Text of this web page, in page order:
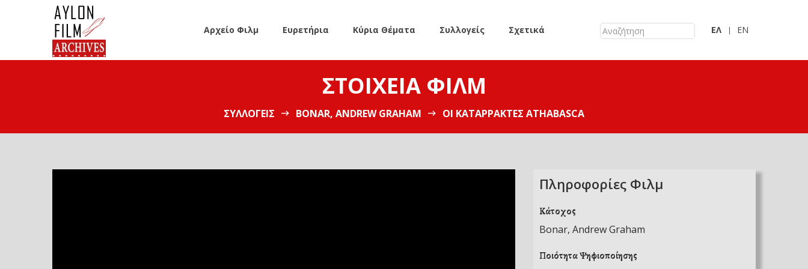
Αρχείο Φιλμ Ευρετήρια Κύρια Θέματα Συλλογείς Σχετικά ΕΛ EN
ΣΤΟΙΧΕΊΑ ΦΙΛΜ
ΣΥΛΛΟΓΕΊΣ BONAR, ANDREW GRAHAM ΟΙ ΚΑΤΑΡΡΆΚΤΕΣ ATHABASCA
Πληροφορίες Φιλμ
Κάτοχος
Bonar, Andrew Graham
Ποιότητα Ψηφιοποίησης